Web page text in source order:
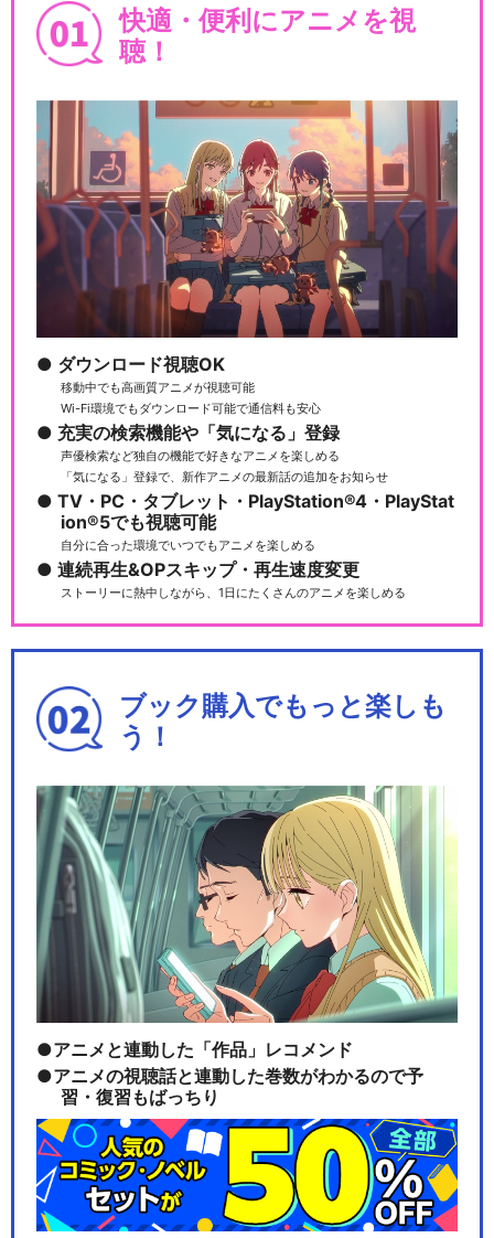
快適・便利にアニメを視
聴！
ダウンロード視聴OK
移動中でも高画質アニメが視聴可能
Wi-Fi環境でもダウンロード可能で通信料も安心
充実の検索機能や「気になる」登録
声優検索など独自の機能で好きなアニメを楽しめる
「気になる」登録で、新作アニメの最新話の追加をお知らせ
TV・PC・タブレット・PlayStation®4・PlayStat
ion®5でも視聴可能
自分に合った環境でいつでもアニメを楽しめる
連続再生&OPスキップ・再生速度変更
ストーリーに熱中しながら、1日にたくさんのアニメを楽しめる
ブック購入でもっと楽しも
う！
アニメと連動した「作品」レコメンド
アニメの視聴話と連動した巻数がわかるので予
習・復習もばっちり